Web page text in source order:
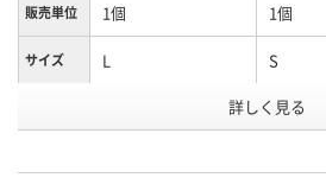
販売単位 1個 1個
サイズ L S
穴有
X910014 X910003
詳しく見る